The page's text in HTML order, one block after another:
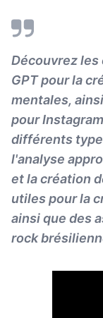
Découvrez
GPT pour la
mentales,
pour
différents
l'analyse
et la création
utiles pour la
ainsi que des
rock